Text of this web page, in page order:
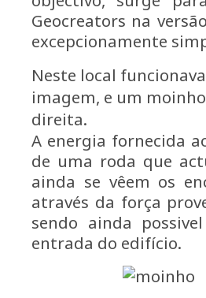
Geocreators na
excepcionamente
Neste local
imagem, e um
direita.
A energia fornecida
de uma roda que
ainda se vêem os
através da força
sendo ainda
entrada do edifício.